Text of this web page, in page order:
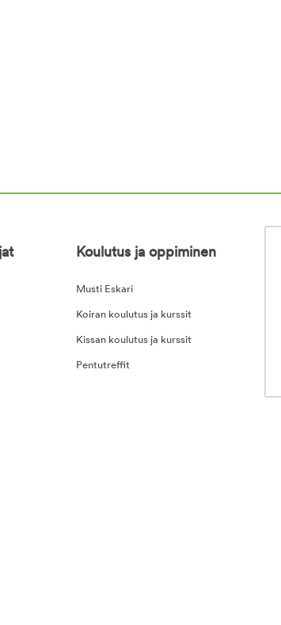
Koulutus ja oppiminen
Musti Eskari
Koiran koulutus ja kurssit
Kissan koulutus ja kurssit
Pentutreffit